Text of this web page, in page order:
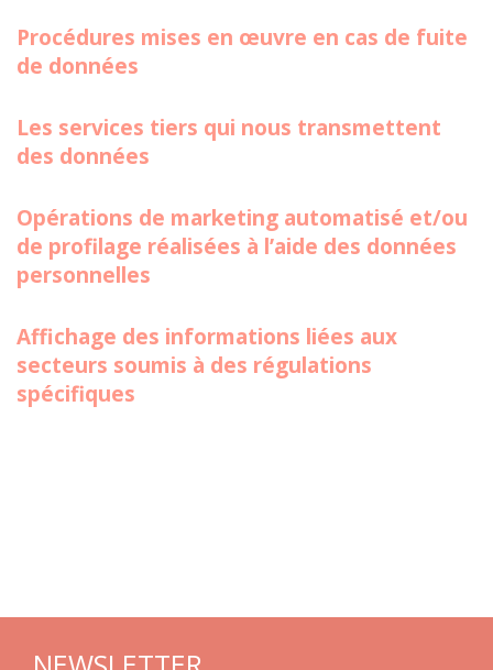
Procédures mises en œuvre en cas de fuite
de données
Les services tiers qui nous transmettent
des données
Opérations de marketing automatisé et/ou
de profilage réalisées à l’aide des données
personnelles
Affichage des informations liées aux
secteurs soumis à des régulations
spécifiques